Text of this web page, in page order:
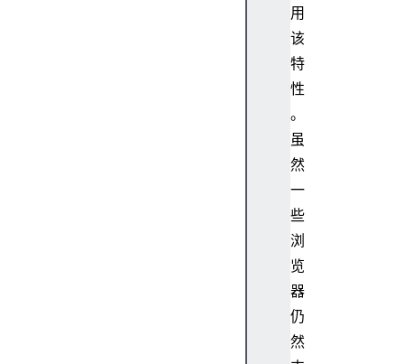
用
该
特
性
。
虽
然
一
些
浏
览
器
仍
然